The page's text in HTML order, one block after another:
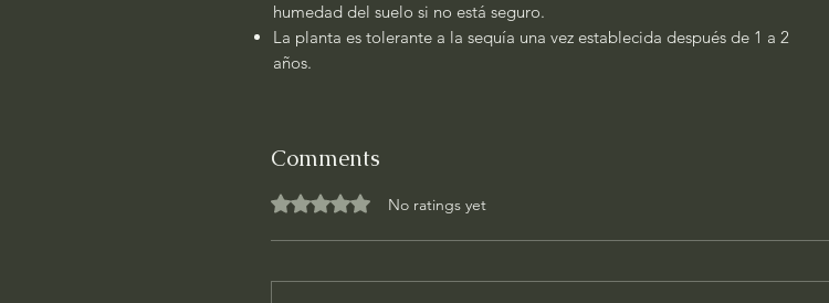
humedad del suelo si no está seguro.
La planta es tolerante a la sequía una vez establecida después de 1 a 2
años.
Comments
Rated 0 out of 5 stars. No ratings yet